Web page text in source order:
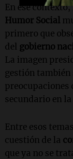
En ese
Humor Social
primero que
del gobierno
La imagen
gestión
preocupaciones
secundario en
Entre esos
cuestión de la
que ya no se